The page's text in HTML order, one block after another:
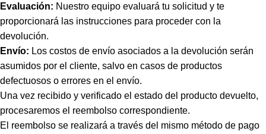
Evaluación: Nuestro equipo evaluará tu solicitud y te
proporcionará las instrucciones para proceder con la
devolución.
Envío: Los costos de envío asociados a la devolución serán
asumidos por el cliente, salvo en casos de productos
defectuosos o errores en el envío.
Una vez recibido y verificado el estado del producto devuelto,
procesaremos el reembolso correspondiente.
El reembolso se realizará a través del mismo método de pago